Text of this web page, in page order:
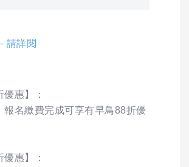
請詳閱
惠】：
報名繳費完成可享有早鳥88折優
惠】：